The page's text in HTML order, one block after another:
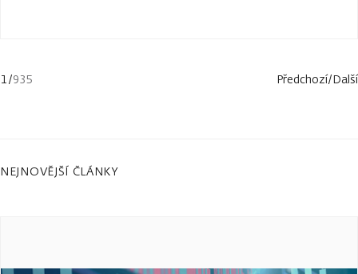
1/935 Předchozí/Další
NEJNOVĚJŠÍ ČLÁNKY